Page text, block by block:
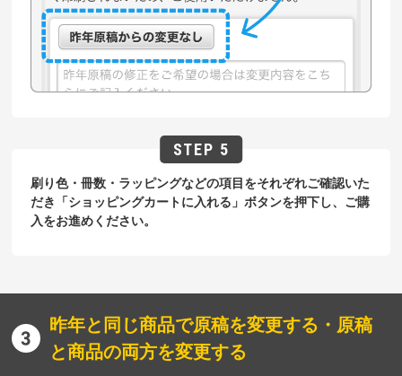
刷り色・冊数・ラッピングなどの項目をそれぞれご確認いた
だき「ショッピングカートに入れる」ボタンを押下し、ご購
入をお進めください。
昨年と同じ商品で原稿を変更する・原稿
と商品の両方を変更する